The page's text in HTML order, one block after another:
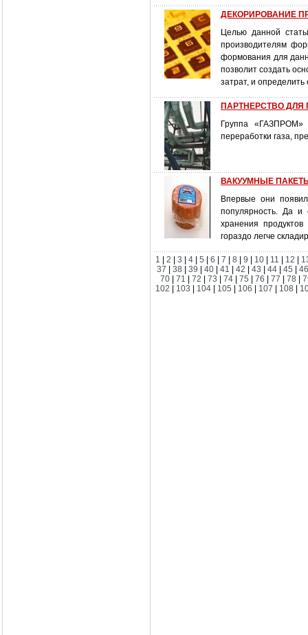
ДЕКОРИРОВАНИЕ
Целью данной
производителям
формования для
позволит создать
затрат, и
ПАРТНЕРСТВО ДЛЯ
Группа «ГАЗПРОМ»
переработки газа,
ВАКУУМНЫЕ
Впервые они
популярность. Да и
хранения
гораздо легче
1 2 3 4 5 6 7 8 9 10 11 12
37
|38 |39 |40 |41 |42 |43 |44 |45 |
70
71 72 73 74 75 76 77 78
102
103 104 105 106 107 108